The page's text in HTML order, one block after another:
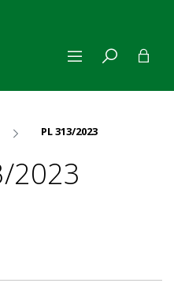
PL 313/2023
2023